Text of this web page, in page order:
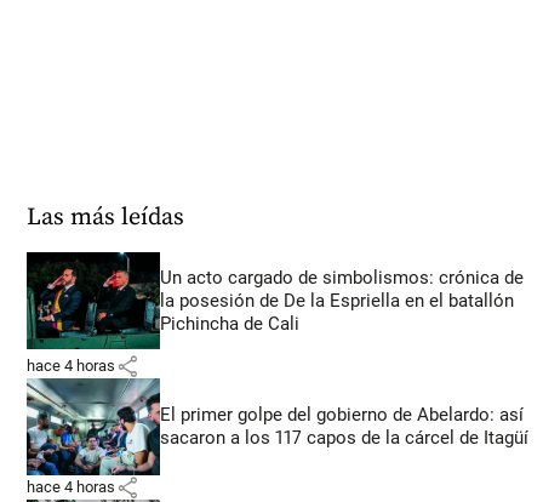
Las más leídas
Un acto cargado de simbolismos: crónica de
la posesión de De la Espriella en el batallón
Pichincha de Cali
hace 4 horas share
El primer golpe del gobierno de Abelardo: así
sacaron a los 117 capos de la cárcel de Itagüí
hace 4 horas share